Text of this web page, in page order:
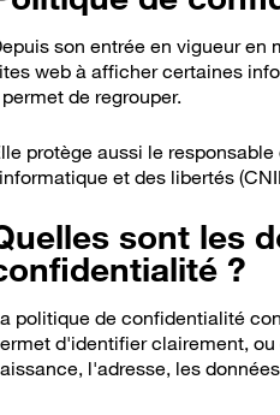
Bon à
son entrée en vigueur en
web à afficher certaines
de regrouper.
protège aussi le
et des libertés
sont les
?
politique de confidentialité
d'identifier clairement,
l'adresse, les